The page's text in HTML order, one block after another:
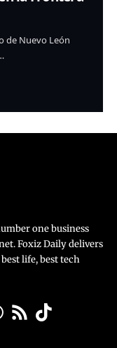
de Nuevo León
one business
Foxiz Daily delivers
life, best tech